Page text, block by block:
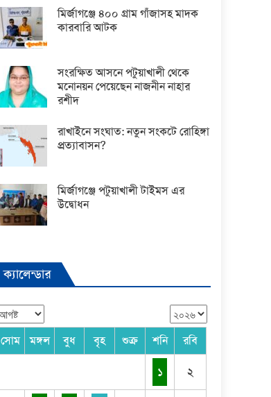
মির্জাগঞ্জে ৪০০ গ্রাম গাঁজাসহ মাদক
কারবারি আটক
সংরক্ষিত আসনে পটুয়াখালী থেকে
মনোনয়ন পেয়েছেন নাজনীন নাহার
রশীদ
রাখাইনে সংঘাত: নতুন সংকটে রোহিঙ্গা
প্রত্যাবাসন?
মির্জাগঞ্জে পটুয়াখালী টাইমস এর
উদ্বোধন
ক্যালেন্ডার
সোম মঙ্গল বুধ বৃহ শুক্র শনি রবি
১ ২